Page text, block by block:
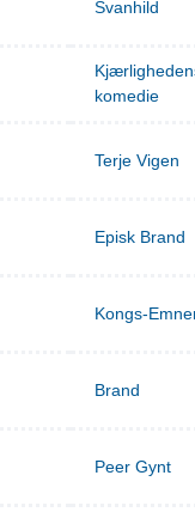
Svanhild
komedie
Terje Vigen
Episk Brand
Kongs-
Brand
Peer Gynt